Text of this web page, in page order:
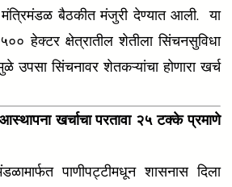
बैठकीत मंजुरी देण्यात आली. या
हेक्टर क्षेत्रातील शेतीला सिंचनसुविधा
उपसा सिंचनावर शेतकऱ्यांचा होणारा खर्च
खर्चाचा परतावा २५ टक्के प्रमाणे
पाणीपट्टीमधून शासनास दिला